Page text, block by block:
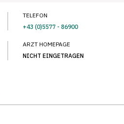
TELEFON
+43 (0)5577 - 86900
ARZT HOMEPAGE
NICHT EINGETRAGEN